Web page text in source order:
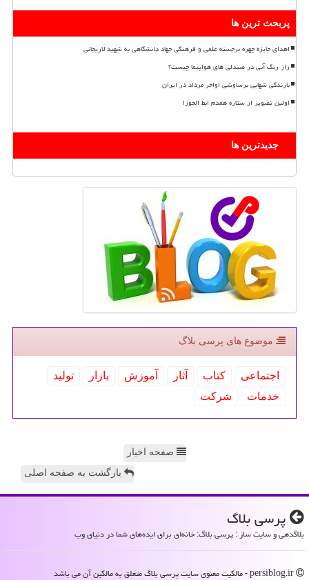
پربحث ترین ها
اهدای جایزه چهره برجسته علمی و فرهنگی جهاد دانشگاهی به شهید لاریجانی
راز رنگ آبی در صندلی های هواپیما چیست؟
بارندگی شهابی برساوشی اواخر مرداد در ایران
اولین تصویر از ستاره همدم ابط الجوزا
جدیدترین ها
موضوع های پرسی بلاگ
اجتماعی كتاب آثار آموزش بازار
تولید
خدمات
شركت
صفحه اخبار
بازگشت به صفحه اصلی
پرسی بلاگ
بلاگدهی و سایت ساز : پرسی بلاگ: خانه‌ای برای ایده‌های شما در دنیای وب